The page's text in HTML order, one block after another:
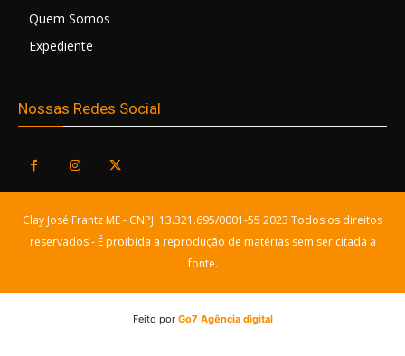
Quem Somos
Expediente
Nossas Redes Social
Clay José Frantz ME - CNPJ: 13.321.695/0001-55 2023 Todos os direitos
reservados - É proibida a reprodução de matérias sem ser citada a
fonte.
Feito porGo7 Agência digital